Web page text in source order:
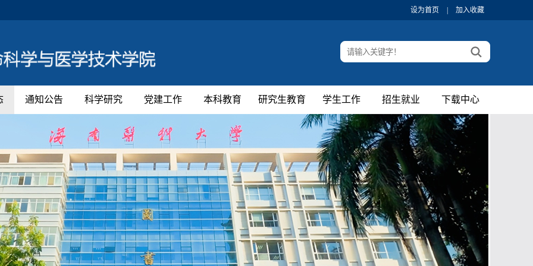
设为首页 加入收藏
通知公告 科学研究 党建工作 本科教育 研究生教育 学生工作 招生就业 下载中心